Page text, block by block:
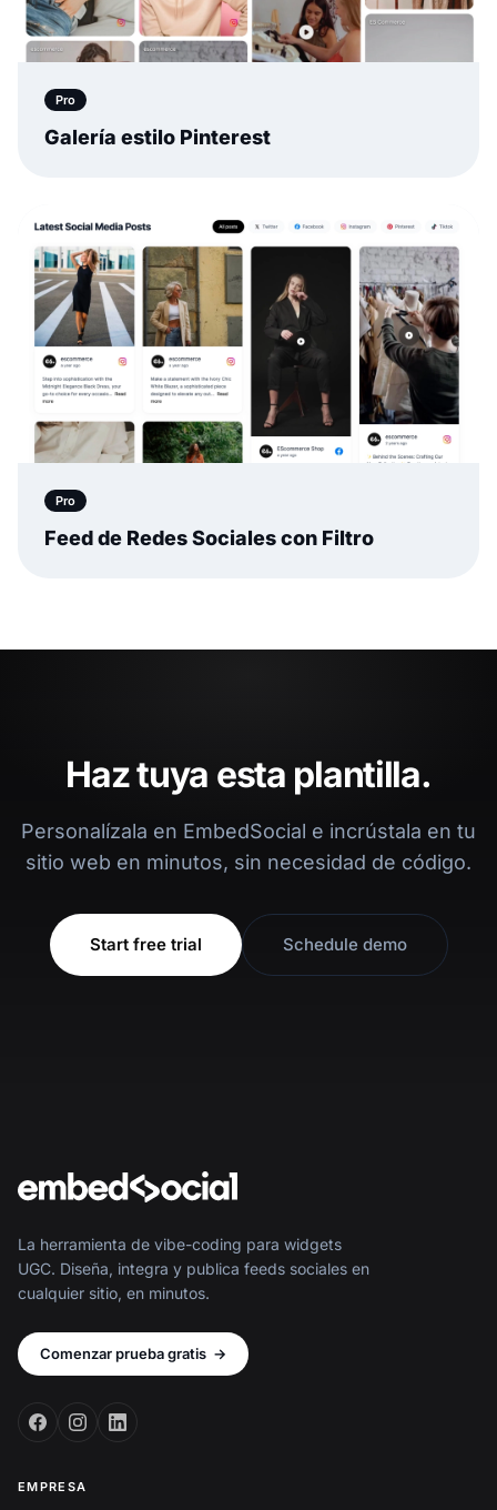
Pro
Galería estilo Pinterest
Pro
Feed de Redes Sociales con Filtro
Haz tuya esta plantilla.
Personalízala en EmbedSocial e incrústala en tu
sitio web en minutos, sin necesidad de código.
Start free trial Schedule demo
La herramienta de vibe-coding para widgets
UGC. Diseña, integra y publica feeds sociales en
cualquier sitio, en minutos.
Comenzar prueba gratis →
EMPRESA